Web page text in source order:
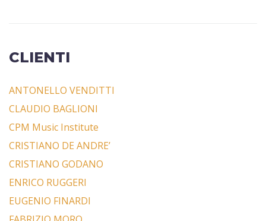
CLIENTI
ANTONELLO VENDITTI
CLAUDIO BAGLIONI
CPM Music Institute
CRISTIANO DE ANDRE’
CRISTIANO GODANO
ENRICO RUGGERI
EUGENIO FINARDI